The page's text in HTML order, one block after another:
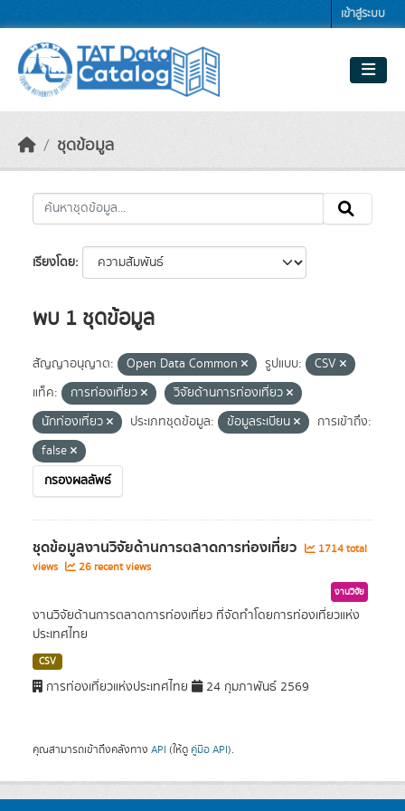
เข้าสู่ระบบ
ชุดข้อมูล
เรียงโดย
พบ 1 ชุดข้อมูล
สัญญาอนุญาต: Open Data Common รูปแบบ:
CSV
แท็ค:
การท่องเที่ยว
วิจัยด้านการท่องเที่ยว
นักท่องเที่ยว
ประเภทชุดข้อมูล: ข้อมูลระเบียน
การเข้าถึง:
false
กรองผลลัพธ์
ชุดข้อมูลงานวิจัยด้านการตลาดการท่องเที่ยว
1714 total
views
26 recent views
งานวิจัย
งานวิจัยด้านการตลาดการท่องเที่ยว ที่จัดทำโดยการท่องเที่ยวแห่ง
ประเทศไทย
CSV
การท่องเที่ยวแห่งประเทศไทย 24 กุมภาพันธ์ 2569
คุณสามารถเข้าถึงคลังทาง API (ให้ดู คู่มือ API).